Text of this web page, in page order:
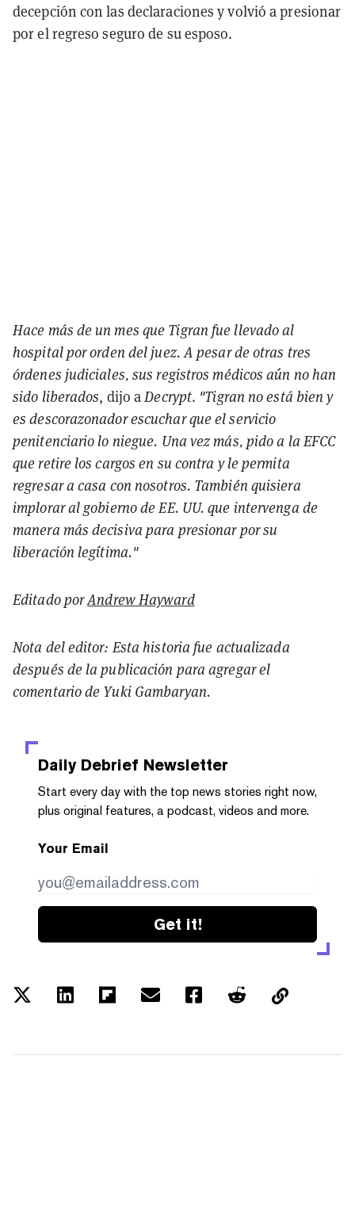
decepción con las declaraciones y volvió a presionar
por el regreso seguro de su esposo.
Hace más de un mes que Tigran fue llevado al
hospital por orden del juez. A pesar de otras tres
órdenes judiciales, sus registros médicos aún no han
sido liberados, dijo aDecrypt. "Tigran no está bien y
es descorazonador escuchar que el servicio
penitenciario lo niegue. Una vez más, pido a la EFCC
que retire los cargos en su contra y le permita
regresar a casa con nosotros. También quisiera
implorar al gobierno de EE. UU. que intervenga de
manera más decisiva para presionar por su
liberación legítima."
Editado porAndrew Hayward
Nota del editor: Esta historia fue actualizada
después de la publicación para agregar el
comentario de Yuki Gambaryan.
Daily Debrief Newsletter
Start every day with the top news stories right now,
plus original features, a podcast, videos and more.
Your Email
Get it!